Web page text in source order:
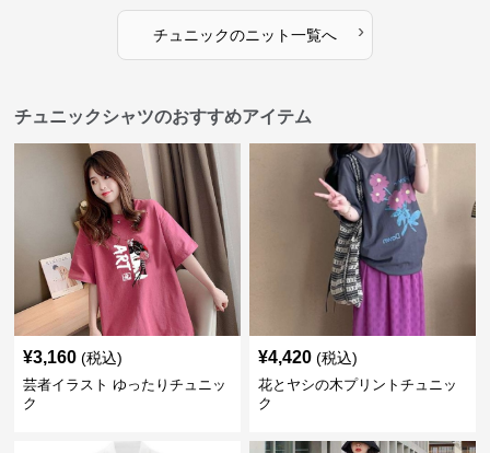
チュニックのニット一覧へ ›
チュニックシャツのおすすめアイテム
¥3,160 (税込)
芸者イラスト ゆったりチュニッ
ク
¥4,420 (税込)
花とヤシの木プリントチュニッ
ク